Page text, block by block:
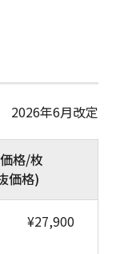
2026年6月改定
格/枚
価格)
¥27,900